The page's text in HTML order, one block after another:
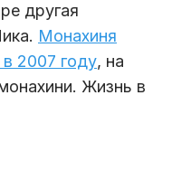
другая
Монахиня
2007 году, на
Жизнь в